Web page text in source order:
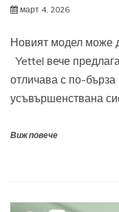
март 4, 2026
Новият модел може
Yettel вече
отличава с по-бърза
усъвършенствана
Виж повече